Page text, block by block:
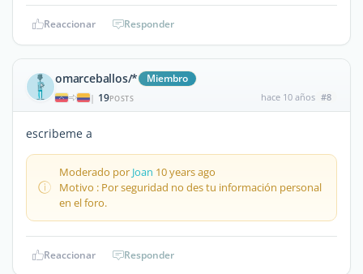
Reaccionar Responder
omarceballos/* Miembro
| 19POSTS hace 10 años #8
escribeme a
Moderado por Joan 10 years ago
Motivo : Por seguridad no des tu información personal
en el foro.
Reaccionar Responder